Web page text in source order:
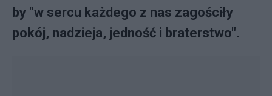
by "w sercu każdego z nas zagościły
pokój, nadzieja, jedność i braterstwo".